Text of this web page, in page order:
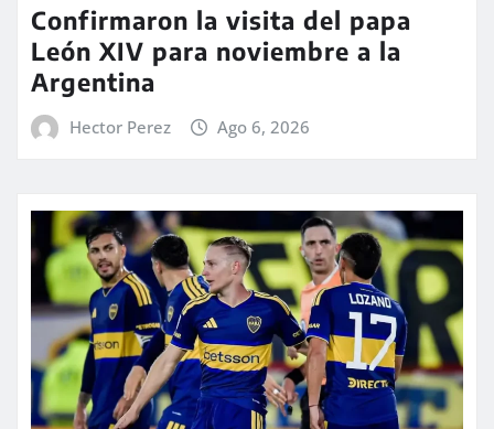
Confirmaron la visita del papa
León XIV para noviembre a la
Argentina
Hector Perez Ago 6, 2026